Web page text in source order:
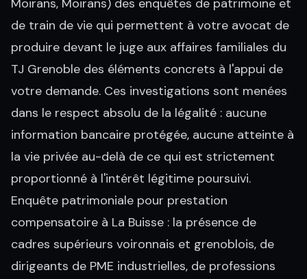
Moirans, Moirans) des enquêtes de patrimoine et
de train de vie qui permettent à votre avocat de
produire devant le juge aux affaires familiales du
TJ Grenoble des éléments concrets à l'appui de
votre demande. Ces investigations sont menées
dans le respect absolu de la légalité : aucune
information bancaire protégée, aucune atteinte à
la vie privée au-delà de ce qui est strictement
proportionné à l'intérêt légitime poursuivi.
Enquête patrimoniale pour prestation
compensatoire à La Buisse : la présence de
cadres supérieurs voironnais et grenoblois, de
dirigeants de PME industrielles, de professions